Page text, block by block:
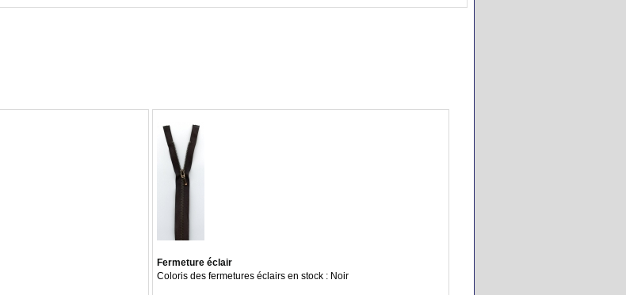
Fermeture éclair
Coloris des fermetures éclairs en stock : Noir